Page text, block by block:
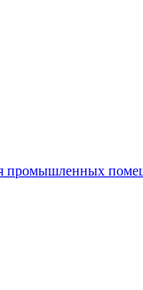
промышленных